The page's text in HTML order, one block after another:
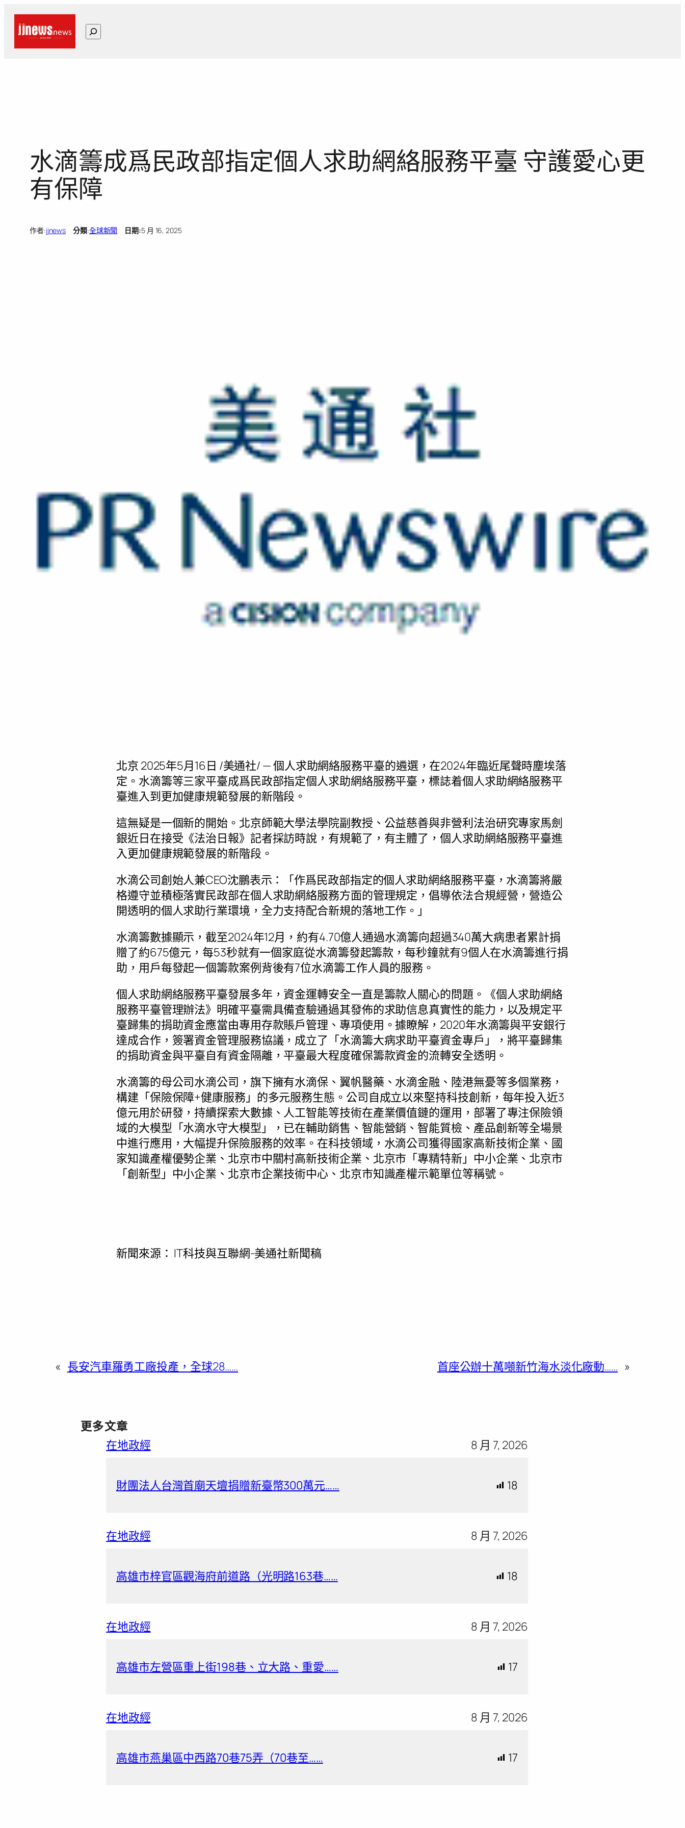
跳
搜
水滴籌成爲民政部指定個人求助網絡服務平臺 守護愛心更
有保障
作者:jjnews 分類:全球新聞 日期:5 月 16, 2025
北京 2025年5月16日 /美通社/ — 個人求助網絡服務平臺的遴選，在2024年臨近尾聲時塵埃落
定。水滴籌等三家平臺成爲民政部指定個人求助網絡服務平臺，標誌着個人求助網絡服務平
臺進入到更加健康規範發展的新階段。
這無疑是一個新的開始。北京師範大學法學院副教授、公益慈善與非營利法治研究專家馬劍
銀近日在接受《法治日報》記者採訪時說，有規範了，有主體了，個人求助網絡服務平臺進
入更加健康規範發展的新階段。
水滴公司創始人兼CEO沈鵬表示：「作爲民政部指定的個人求助網絡服務平臺，水滴籌將嚴
格遵守並積極落實民政部在個人求助網絡服務方面的管理規定，倡導依法合規經營，營造公
開透明的個人求助行業環境，全力支持配合新規的落地工作。」
水滴籌數據顯示，截至2024年12月，約有4.70億人通過水滴籌向超過340萬大病患者累計捐
贈了約675億元，每53秒就有一個家庭從水滴籌發起籌款，每秒鐘就有9個人在水滴籌進行捐
助，用戶每發起一個籌款案例背後有7位水滴籌工作人員的服務。
個人求助網絡服務平臺發展多年，資金運轉安全一直是籌款人關心的問題。《個人求助網絡
服務平臺管理辦法》明確平臺需具備查驗通過其發佈的求助信息真實性的能力，以及規定平
臺歸集的捐助資金應當由專用存款賬戶管理、專項使用。據瞭解，2020年水滴籌與平安銀行
達成合作，簽署資金管理服務協議，成立了「水滴籌大病求助平臺資金專戶」，將平臺歸集
的捐助資金與平臺自有資金隔離，平臺最大程度確保籌款資金的流轉安全透明。
水滴籌的母公司水滴公司，旗下擁有水滴保、翼帆醫藥、水滴金融、陸港無憂等多個業務，
構建「保險保障+健康服務」的多元服務生態。公司自成立以來堅持科技創新，每年投入近3
億元用於研發，持續探索大數據、人工智能等技術在產業價值鏈的運用，部署了專注保險領
域的大模型「水滴水守大模型」，已在輔助銷售、智能營銷、智能質檢、產品創新等全場景
中進行應用，大幅提升保險服務的效率。在科技領域，水滴公司獲得國家高新技術企業、國
家知識產權優勢企業、北京市中關村高新技術企業、北京市「專精特新」中小企業、北京市
「創新型」中小企業、北京市企業技術中心、北京市知識產權示範單位等稱號。
新聞來源： IT科技與互聯網-美通社新聞稿
« 長安汽車羅勇工廠投產，全球28…… 首座公辦十萬噸新竹海水淡化廠動…… »
更多文章
在地政經
8 月 7, 2026
財團法人台灣首廟天壇捐贈新臺幣300萬元…… 18
在地政經 8 月 7, 2026
高雄市梓官區觀海府前道路（光明路163巷…… 18
在地政經 8 月 7, 2026
高雄市左營區重上街198巷、立大路、重愛…… 17
在地政經 8 月 7, 2026
高雄市燕巢區中西路70巷75弄（70巷至…… 17